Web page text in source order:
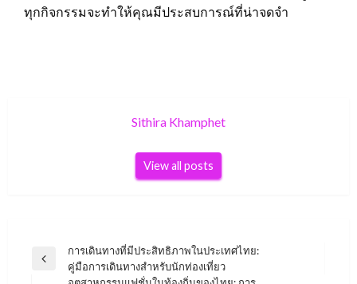
ทุกกิจกรรมจะทำให้คุณมีประสบการณ์ที่น่าจดจำ
Sithira Khamphet
View all posts
Post
navigation
Previous
การเดินทางที่มีประสิทธิภาพในประเทศไทย:
คู่มือการเดินทางสำหรับนักท่องเที่ยว